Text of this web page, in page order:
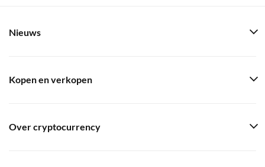
Nieuws
Kopen en verkopen
Over cryptocurrency